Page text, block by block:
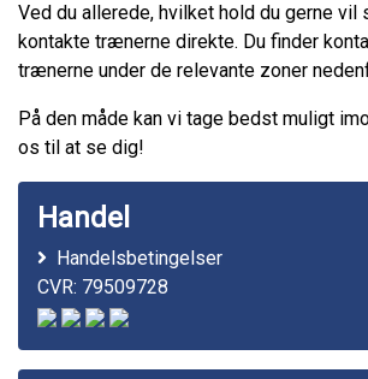
Ved du allerede, hvilket hold du gerne vil
kontakte trænerne direkte. Du finder
trænerne under de relevante zoner
På den måde kan vi tage bedst muligt
os til at se dig!
Handel
Handelsbetingelser
CVR: 79509728